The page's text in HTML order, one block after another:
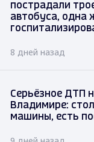
пострадали
автобуса, одна
8 дней назад
Серьёзное ДТП
Владимире:
машины, есть